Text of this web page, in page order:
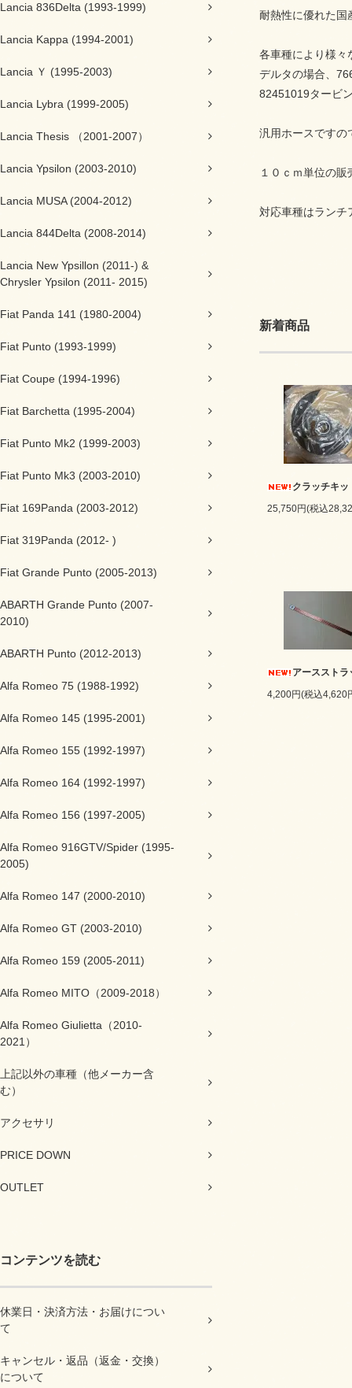
Lancia 836Delta (1993-1999)
Lancia Kappa (1994-2001)
Lancia Ｙ (1995-2003)
Lancia Lybra (1999-2005)
Lancia Thesis （2001-2007）
Lancia Ypsilon (2003-2010)
Lancia MUSA (2004-2012)
Lancia 844Delta (2008-2014)
Lancia New Ypsillon (2011-) &
Chrysler Ypsilon (2011- 2015)
Fiat Panda 141 (1980-2004)
Fiat Punto (1993-1999)
Fiat Coupe (1994-1996)
Fiat Barchetta (1995-2004)
Fiat Punto Mk2 (1999-2003)
Fiat Punto Mk3 (2003-2010)
Fiat 169Panda (2003-2012)
Fiat 319Panda (2012- )
Fiat Grande Punto (2005-2013)
ABARTH Grande Punto (2007-
2010)
ABARTH Punto (2012-2013)
Alfa Romeo 75 (1988-1992)
Alfa Romeo 145 (1995-2001)
Alfa Romeo 155 (1992-1997)
Alfa Romeo 164 (1992-1997)
Alfa Romeo 156 (1997-2005)
Alfa Romeo 916GTV/Spider (1995-
2005)
Alfa Romeo 147 (2000-2010)
Alfa Romeo GT (2003-2010)
Alfa Romeo 159 (2005-2011)
Alfa Romeo MITO（2009-2018）
Alfa Romeo Giulietta（2010-
2021）
上記以外の車種（他メーカー含
む）
アクセサリ
PRICE DOWN
OUTLET
コンテンツを読む
休業日・決済方法・お届けについ
て
キャンセル・返品（返金・交換）
について
耐熱性に優れた国
各車種により様々
デルタの場合、
82451019タービ
汎用ホースですの
１０ｃｍ単位の
対応車種はランチ
新着商品
クラッチキッ
25,750円(税込
アースストラ
4,200円(税込4,620